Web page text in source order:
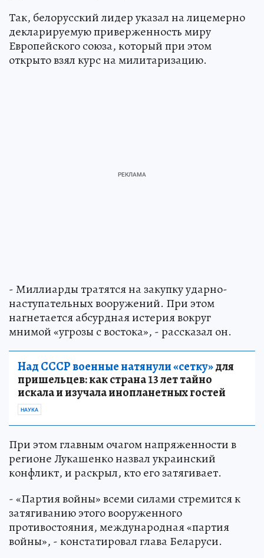
Так, белорусский лидер указал на лицемерно
декларируемую приверженность миру
Европейского союза, который при этом
открыто взял курс на милитаризацию.
- Миллиарды тратятся на закупку ударно-
наступательных вооружений. При этом
нагнетается абсурдная истерия вокруг
мнимой «угрозы с востока», - рассказал он.
Над СССР военные натянули «сетку»для
пришельцев: как страна 13 лет тайно
искала и изучала инопланетных гостей
НАУКА
При этом главным очагом напряженности в
регионе Лукашенко назвал украинский
конфликт, и раскрыл, кто его затягивает.
- «Партия войны» всеми силами стремится к
затягиванию этого вооруженного
противостояния, международная «партия
войны», - констатировал глава Беларуси.